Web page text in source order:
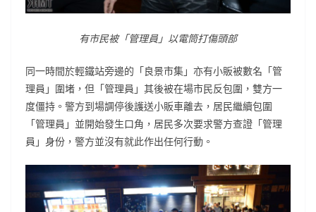
有市民被「管理員」以電筒打傷頭部
同一時間於輕鐵站旁邊的「良景市集」亦有小販被數名「管
理員」圍堵，但「管理員」其後被在場市民反包圍，雙方一
度僵持。警方到場調停後護送小販車離去，居民繼續包圍
「管理員」並開始發生口角， 居民多次要求警方查證「管理
員」身份，警方並沒有就此作出任何行動。